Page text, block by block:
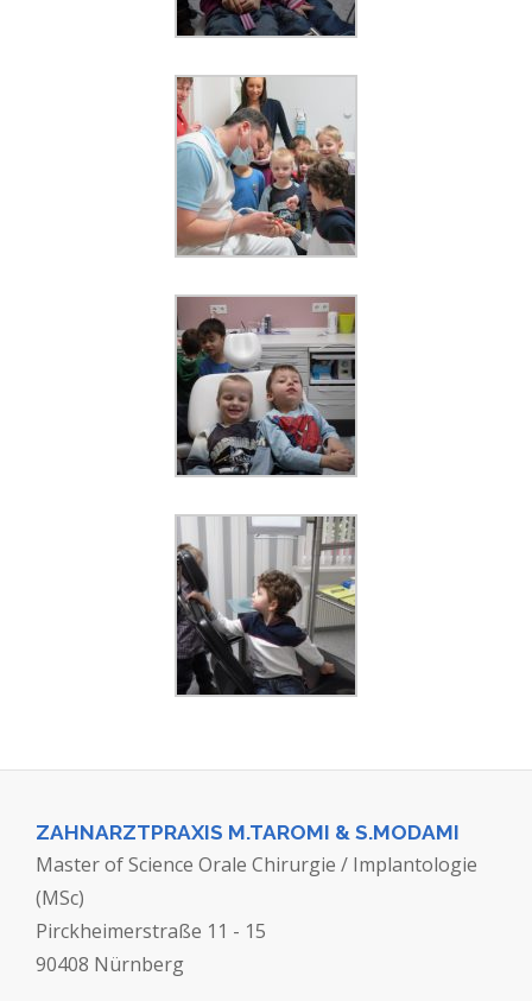
ZAHNARZTPRAXIS M.TAROMI & S.MODAMI
Master of Science Orale Chirurgie / Implantologie
(MSc)
Pirckheimerstraße 11 - 15
90408 Nürnberg